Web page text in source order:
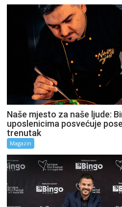
Naše mjesto za naše ljude:
uposlenicima posvećuje
trenutak
Magazin